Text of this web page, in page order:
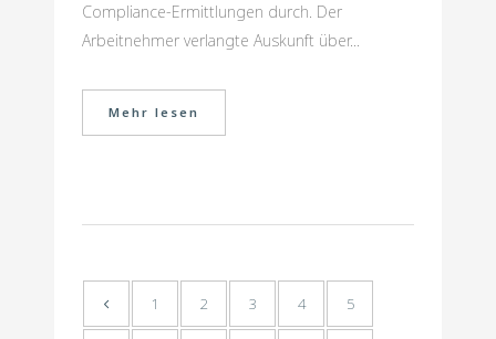
Compliance-Ermittlungen durch. Der
Arbeitnehmer verlangte Auskunft über...
Mehr lesen
1 2 3 4 5